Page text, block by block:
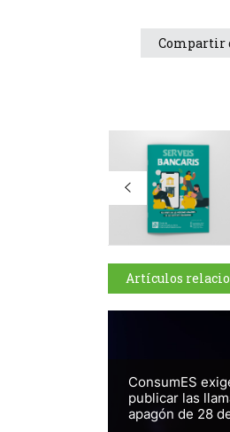
Compartir
Artículos
ConsumES
publicar las
apagón de 28